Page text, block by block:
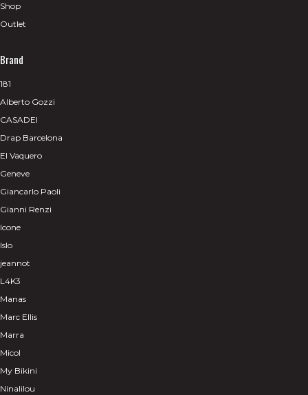
Shop
Outlet
Brand
181
Alberto Gozzi
CASADEI
Drap Barcelona
El Vaquero
Geneve
Giancarlo Paoli
Gianni Renzi
Icone
Islo
jeannot
L4K3
Manas
Marc Ellis
Marra
Micol
My Bikini
Ninalilou